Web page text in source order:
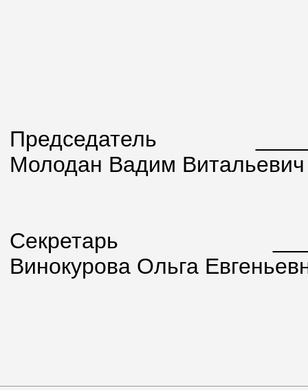
Председатель
Молодан Вадим Витальевич
Секретарь
Винокурова Ольга